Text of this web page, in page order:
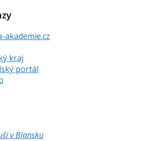
akademie.cz
kraj
portál
v Blansku